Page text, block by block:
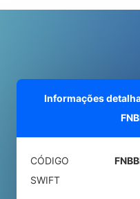
Informações
CÓDIGO
SWIFT